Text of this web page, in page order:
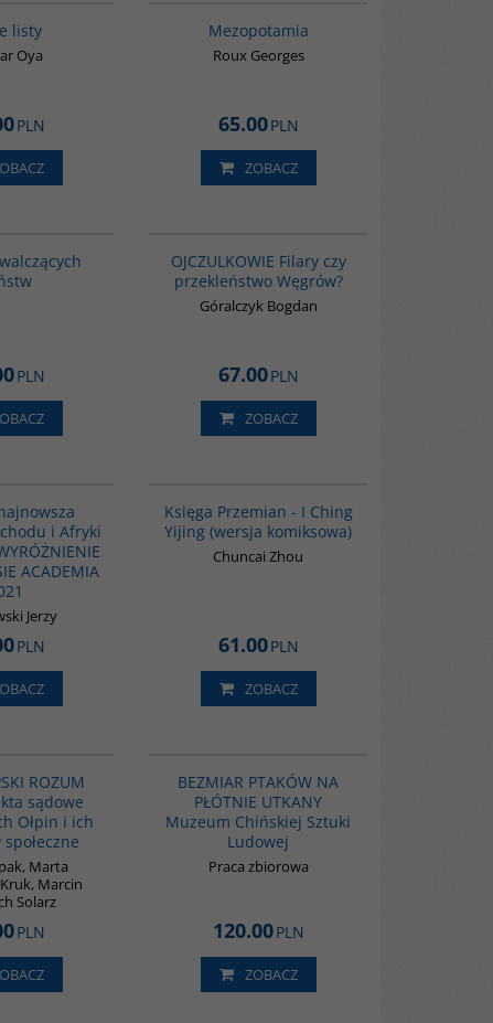
listy
Oya
PLN
Mezopotamia
Roux Georges
65.00PLN
ZOBACZ
PLN
OJCZULKOWIE Filary czy
przekleństwo Węgrów?
Góralczyk Bogdan
67.00PLN
ZOBACZ
i Afryki
ACADEMIA
Jerzy
PLN
Księga Przemian - I Ching
Yijing (wersja komiksowa)
Chuncai Zhou
61.00PLN
ZOBACZ
ROZUM
sądowe
Ołpin i ich
Marta
Marcin
Solarz
PLN
BEZMIAR PTAKÓW NA
PŁÓTNIE UTKANY
Muzeum Chińskiej Sztuki
Ludowej
Praca zbiorowa
120.00PLN
ZOBACZ